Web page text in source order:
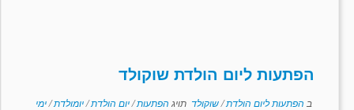
הפתעות ליום הולדת שוקולד
ב הפתעות ליום הולדת/שוקולד תויג הפתעות/יום הולדת/יומולדת/ימי